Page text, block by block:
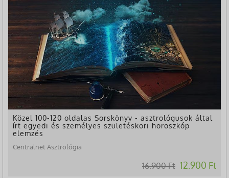
Közel 100-120 oldalas Sorskönyv - asztrológusok által
írt egyedi és személyes születéskori horoszkóp
elemzés
Centralnet Asztrológia
16.900 Ft 12.900 Ft